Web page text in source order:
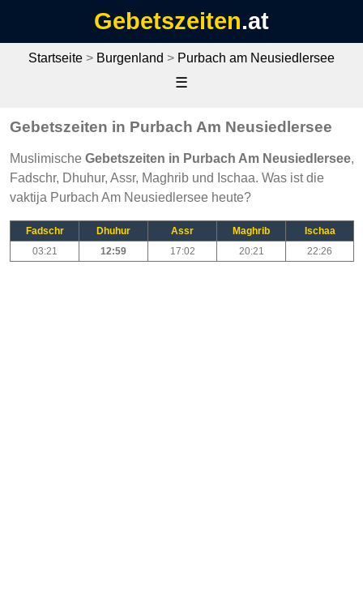
Gebetszeiten.at
Startseite > Burgenland > Purbach am Neusiedlersee
☰
Gebetszeiten in Purbach Am Neusiedlersee
Muslimische Gebetszeiten in Purbach Am Neusiedlersee,
Fadschr, Dhuhur, Assr, Maghrib und Ischaa. Was ist die
vaktija Purbach Am Neusiedlersee heute?
Fadschr Dhuhur Assr Maghrib
Ischaa
03:21
12:59 17:02 20:21 22:26